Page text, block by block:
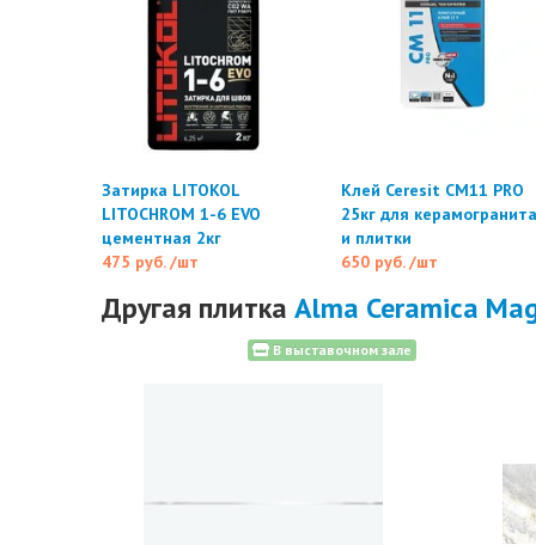
Затирка LITOKOL
LITOCHROM 1-6 EVO
цементная 2кг
475 руб./шт
Клей Ceresit CM11 PRO
25кг для керамогранита
и плитки
650 руб./шт
Другая плитка Alma Ceramica
В выставочном зале